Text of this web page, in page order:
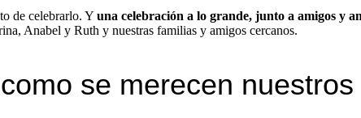
de celebrarlo. Y una celebración a lo grande, junto a amigos y
Anabel y Ruth y nuestras familias y amigos cercanos.
se merecen